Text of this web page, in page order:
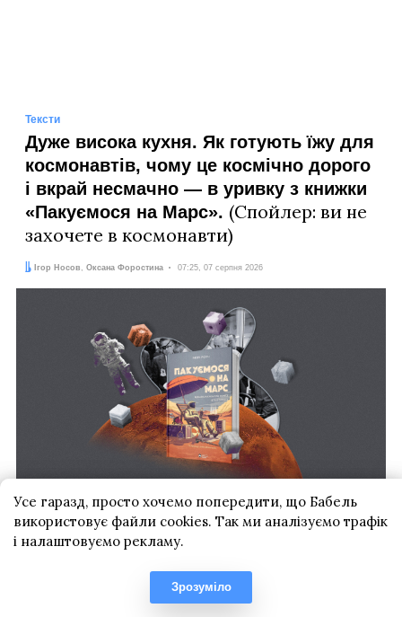
Усе гаразд, просто хочемо попередити, що Бабель
використовує файли cookies. Так ми аналізуємо трафік
і налаштовуємо рекламу.
Зрозуміло